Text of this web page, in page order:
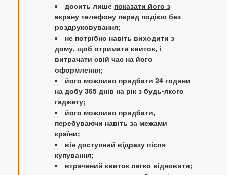
досить лише показати його з
екрану телефону перед подією без
роздруковування;
не потрібно навіть виходити з
дому, щоб отримати квиток, і
витрачати свій час на його
оформлення;
його можливо придбати 24 години
на добу 365 днів на рік з будь-якого
гаджету;
його можливо придбати,
перебуваючи навіть за межами
країни;
він доступний відразу після
купування;
втрачений квиток легко відновити;